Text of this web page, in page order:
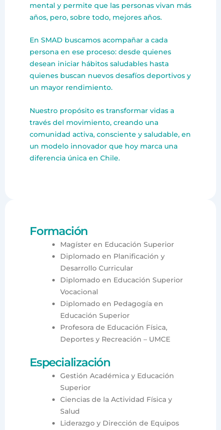
mental y permite que las personas vivan más
años, pero, sobre todo, mejores años.
En SMAD buscamos acompañar a cada
persona en ese proceso: desde quienes
desean iniciar hábitos saludables hasta
quienes buscan nuevos desafíos deportivos y
un mayor rendimiento.
Nuestro propósito es transformar vidas a
través del movimiento, creando una
comunidad activa, consciente y saludable, en
un modelo innovador que hoy marca una
diferencia única en Chile.
Formación
Magíster en Educación Superior
Diplomado en Planificación y
Desarrollo Curricular
Diplomado en Educación Superior
Vocacional
Diplomado en Pedagogía en
Educación Superior
Profesora de Educación Física,
Deportes y Recreación – UMCE
Especialización
Gestión Académica y Educación
Superior
Ciencias de la Actividad Física y
Salud
Liderazgo y Dirección de Equipos